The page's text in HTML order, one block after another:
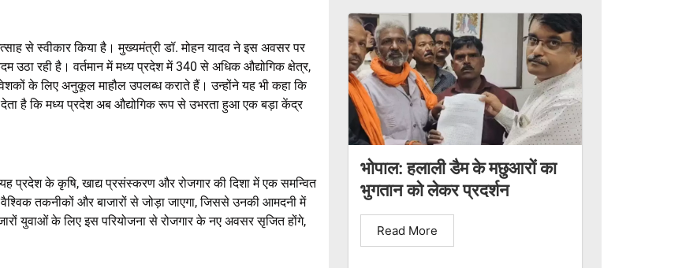
से स्वीकार किया है। मुख्यमंत्री डॉ. मोहन यादव ने इस अवसर पर
उठा रही है। वर्तमान में मध्य प्रदेश में 340 से अधिक औद्योगिक क्षेत्र,
के लिए अनुकूल माहौल उपलब्ध कराते हैं। उन्होंने यह भी कहा कि
है कि मध्य प्रदेश अब औद्योगिक रूप से उभरता हुआ एक बड़ा केंद्र
प्रदेश के कृषि, खाद्य प्रसंस्करण और रोजगार की दिशा में एक समन्वित
तकनीकों और बाजारों से जोड़ा जाएगा, जिससे उनकी आमदनी में
युवाओं के लिए इस परियोजना से रोजगार के नए अवसर सृजित होंगे,
भोपाल: हलाली डैम के मछुआरों का
भुगतान को लेकर प्रदर्शन
Read More